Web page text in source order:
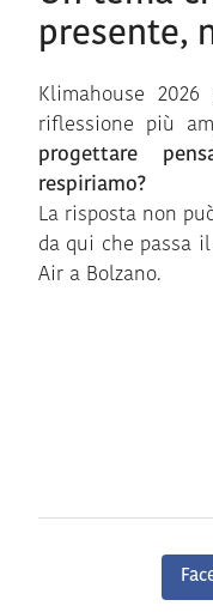
presente,
Klimahouse
riflessione più
progettare
respiriamo?
La risposta non
da qui che passa
Air a Bolzano.